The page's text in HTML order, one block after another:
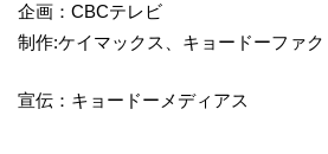
企画：CBCテレビ
制作:ケイマックス、キョードーファク
宣伝：キョードーメディアス